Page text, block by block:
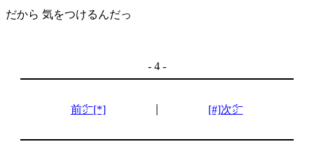
だから 気をつけるんだっ
- 4 -
前㌻[*] [#]次㌻